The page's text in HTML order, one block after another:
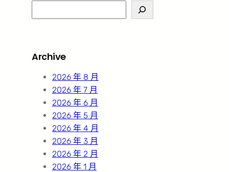
e
c
Archive
2026 年 8 月
2026 年 7 月
2026 年 6 月
2026 年 5 月
2026 年 4 月
2026 年 3 月
2026 年 2 月
2026 年 1 月